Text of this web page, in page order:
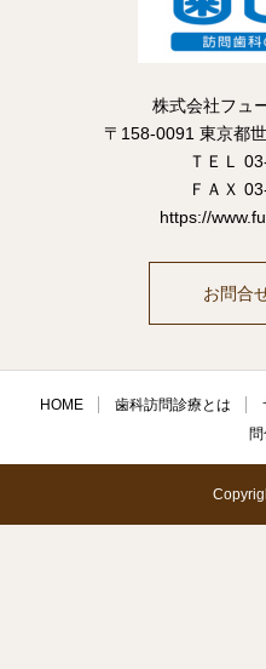
株式会社フュ
〒158-0091 東京都
ＴＥＬ
ＦＡＸ
https://
お問合
HOME 歯科訪問診療とは